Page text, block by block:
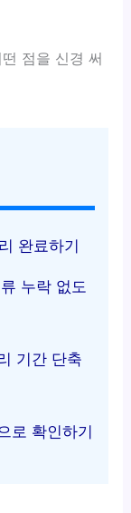
점을 신경 써
완료하기
누락 없도
기간 단축
로 확인하기